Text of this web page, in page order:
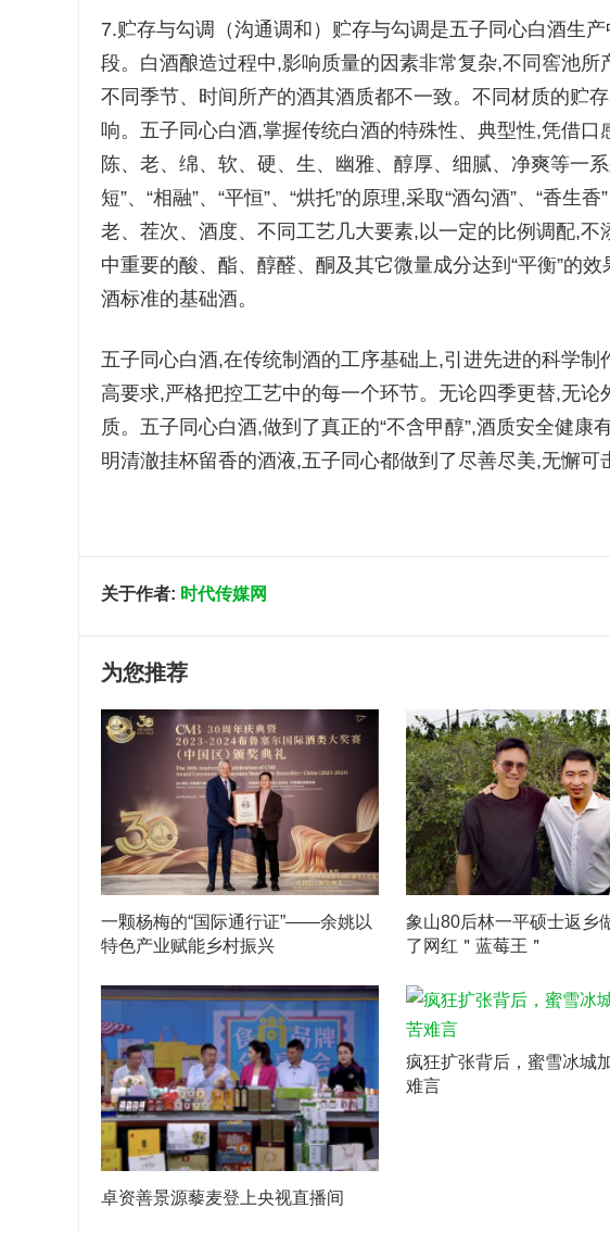
7.贮存与勾调（沟通调和）贮存与勾调是五子同心白酒生
段。白酒酿造过程中,影响质量的因素非常复杂,不同窖池
不同季节、时间所产的酒其酒质都不一致。不同材质的贮
响。五子同心白酒,掌握传统白酒的特殊性、典型性,凭借口
陈、老、绵、软、硬、生、幽雅、醇厚、细腻、净爽等一
短”、“相融”、“平恒”、“烘托”的原理,采取“酒勾酒”、“香生
老、茬次、酒度、不同工艺几大要素,以一定的比例调配,
中重要的酸、酯、醇醛、酮及其它微量成分达到“平衡”的
酒标准的基础酒。
五子同心白酒,在传统制酒的工序基础上,引进先进的科学制
高要求,严格把控工艺中的每一个环节。无论四季更替,无
质。五子同心白酒,做到了真正的“不含甲醇”,酒质安全健
明清澈挂杯留香的酒液,五子同心都做到了尽善尽美,无懈可
关于作者: 时代传媒网
为您推荐
一颗杨梅的“国际通行证”——余姚以
特色产业赋能乡村振兴
象山80后林一平硕士返乡
了网红＂蓝莓王＂
卓资善景源藜麦登上央视直播间
疯狂扩张背后，蜜雪冰城
难言